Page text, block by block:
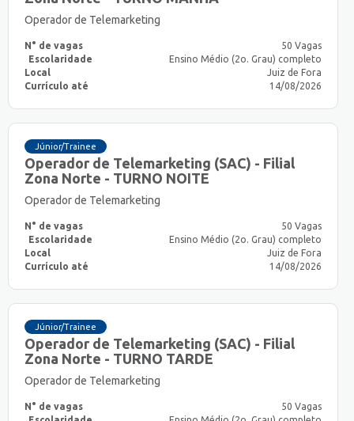
Operador de Telemarketing
N° de vagas
50 Vagas
Escolaridade
Ensino Médio (2o. Grau) completo
Local
Juiz de Fora
Currículo até
14/08/2026
Júnior/Trainee
Operador de Telemarketing (SAC) - Filial
Zona Norte - TURNO NOITE
Operador de Telemarketing
N° de vagas
50 Vagas
Escolaridade
Ensino Médio (2o. Grau) completo
Local
Juiz de Fora
Currículo até
14/08/2026
Júnior/Trainee
Operador de Telemarketing (SAC) - Filial
Zona Norte - TURNO TARDE
Operador de Telemarketing
N° de vagas
50 Vagas